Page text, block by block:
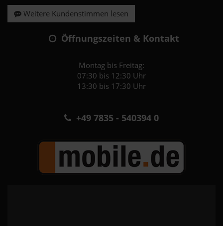
Weitere Kundenstimmen lesen
Öffnungszeiten & Kontakt
Montag bis Freitag:
07:30 bis 12:30 Uhr
13:30 bis 17:30 Uhr
+49 7835 - 540394 0